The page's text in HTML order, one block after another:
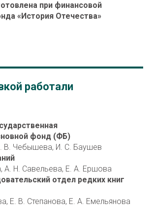
при финансовой
«История Отечества»
работали
фонд (ФБ)
В. Чебышева, И. С. Баушев
А. Н. Савельева, Е. А. Ершова
отдел редких книг
Е. В. Степанова, Е. А. Емельянова